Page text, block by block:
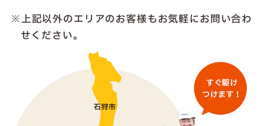
上記以外のエリアのお客様もお気軽にお問い合わ
せください。